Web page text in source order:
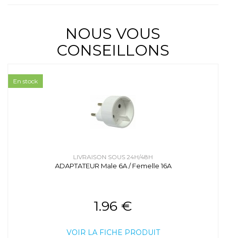
NOUS VOUS
CONSEILLONS
LIVRAISON SOUS 24H/48H
ADAPTATEUR Male 6A / Femelle 16A
1.96 €
VOIR LA FICHE PRODUIT
En stock